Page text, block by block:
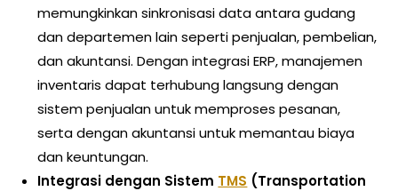
memungkinkan sinkronisasi data antara gudang
dan departemen lain seperti penjualan, pembelian,
dan akuntansi. Dengan integrasi ERP, manajemen
inventaris dapat terhubung langsung dengan
sistem penjualan untuk memproses pesanan,
serta dengan akuntansi untuk memantau biaya
dan keuntungan.
Integrasi dengan Sistem TMS (Transportation